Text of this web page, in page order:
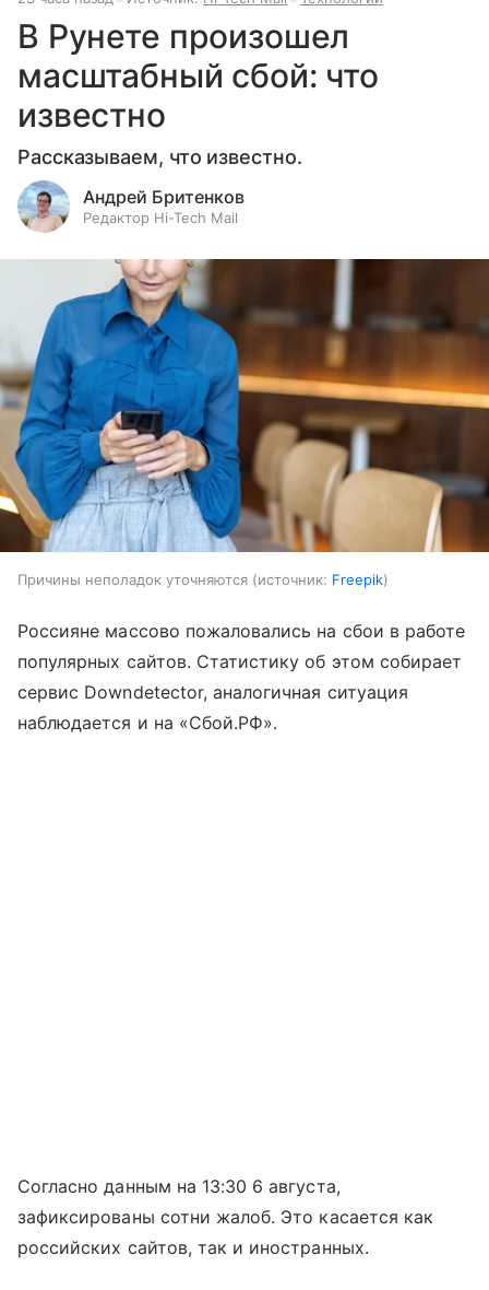
В Рунете произошел
масштабный сбой: что
известно
Рассказываем, что известно.
Андрей Бритенков
Редактор Hi-Tech Mail
Причины неполадок уточняются источник: Freepik
Россияне массово пожаловались на сбои в работе
популярных сайтов. Статистику об этом собирает
сервис Downdetector, аналогичная ситуация
наблюдается и на «Сбой.РФ».
Согласно данным на 13:30 6 августа,
зафиксированы сотни жалоб. Это касается как
российских сайтов, так и иностранных.